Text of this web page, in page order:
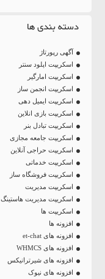
دسته بندی ها
آگهی رپورتاژ
اسکریپت اپلود سنتر
اسکریپت امارگیر
اسکریپت انجمن ساز
اسکریپت ایمیل دهی
اسکریپت بازی انلاین
اسکریپت تبادل بنر
اسکریپت جامعه مجازی
اسکریپت حراجی آنلاین
اسکریپت خدماتی
اسکریپت فروشگاه ساز
اسکریپت مدیریت
اسکریپت مدیریت هاستینگ
اسکریپت ها
افزونه ها
افزونه های et-chat
افزونه های WHMCS
افزونه های شیرترانیکس
افزونه های نیوک